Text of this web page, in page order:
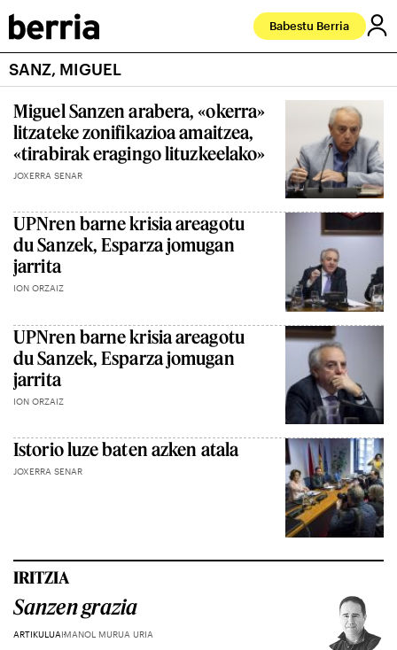
Babestu Berria
SANZ, MIGUEL
Miguel Sanzen arabera, «okerra»
litzateke zonifikazioa amaitzea,
«tirabirak eragingo lituzkeelako»
JOXERRA SENAR
UPNren barne krisia areagotu
du Sanzek, Esparza jomugan
jarrita
ION ORZAIZ
UPNren barne krisia areagotu
du Sanzek, Esparza jomugan
jarrita
ION ORZAIZ
Istorio luze baten azken atala
JOXERRA SENAR
IRITZIA
Sanzen grazia
ARTIKULUAIMANOL MURUA URIA